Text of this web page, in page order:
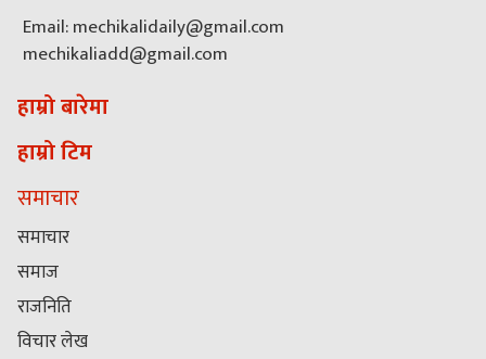
Email: mechikalidaily@gmail.com
mechikaliadd@gmail.com
हाम्रो बारेमा
हाम्रो टिम
समाचार
समाचार
समाज
राजनिति
विचार लेख